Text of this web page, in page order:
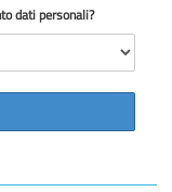
dati personali?